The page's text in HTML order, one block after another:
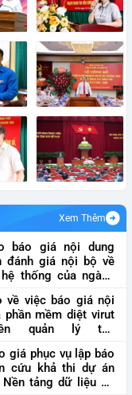
Xem Thêm
báo giá nội dung
đánh giá nội bộ về
thống của ngành
định của pháp
báo giá nội dung
đánh giá nội bộ về
thống của ngành
về việc báo giá nội
phần mềm diệt virut
quản lý tập
phần mềm diệt
quản lý tập
giá phục vụ lập báo
cứu khả thi dự án
tảng dữ liệu số